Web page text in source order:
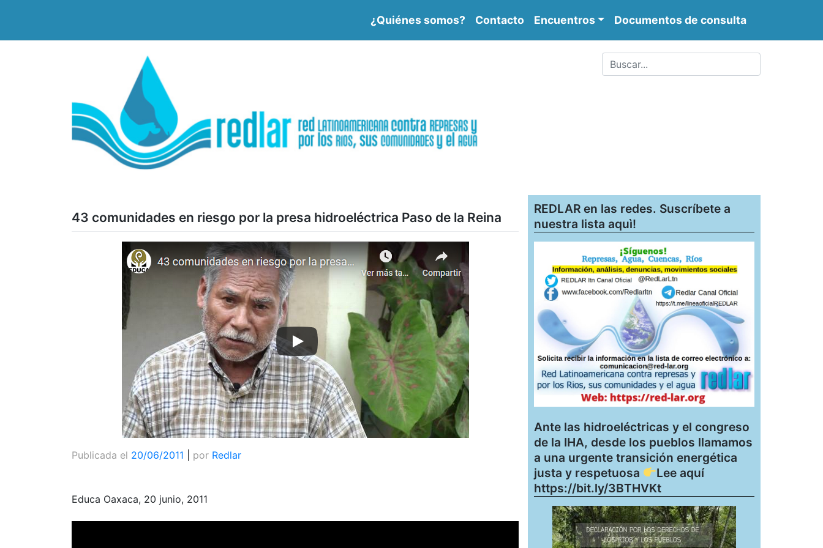
¿Quiénes somos? Contacto Encuentros Documentos de consulta
43 comunidades en riesgo por la presa hidroeléctrica Paso de la Reina
Publicada el 20/06/2011 por Redlar
Educa Oaxaca, 20 junio, 2011
REDLAR en las redes. Suscríbete a
nuestra lista aquì!
Ante las hidroeléctricas y el congreso
de la IHA, desde los pueblos llamamos
a una urgente transición energética
justa y respetuosa
Lee aquí
https://bit.ly/3BTHVKt